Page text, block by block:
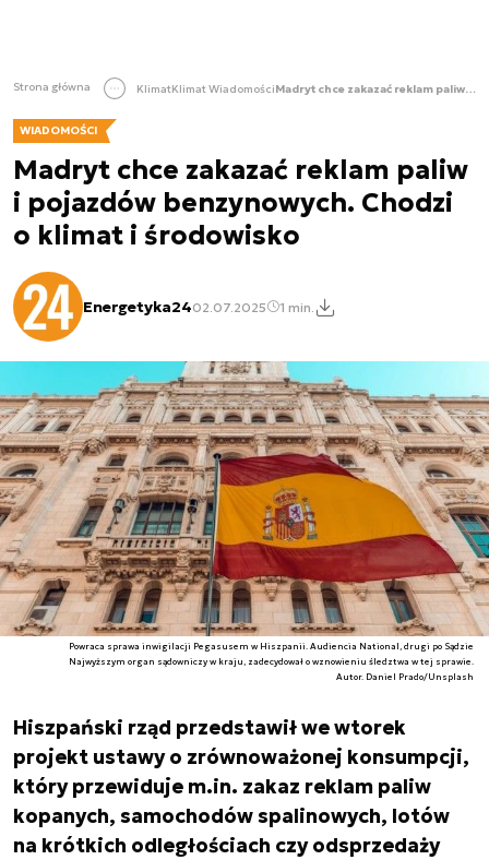
Strona główna KlimatKlimat Wiadomości Madryt chce zakazać reklam paliw i pojazdów benzynowych. Chodzi o klimat i środowisko
WIADOMOŚCI
Madryt chce zakazać reklam paliw
i pojazdów benzynowych. Chodzi
o klimat i środowisko
Energetyka2402.07.2025 1 min.
Powraca sprawa inwigilacji Pegasusem w Hiszpanii. Audiencia National, drugi po Sądzie
Najwyższym organ sądowniczy w kraju, zadecydował o wznowieniu śledztwa w tej sprawie.
Autor. Daniel Prado/Unsplash
Hiszpański rząd przedstawił we wtorek
projekt ustawy o zrównoważonej konsumpcji,
który przewiduje m.in. zakaz reklam paliw
kopanych, samochodów spalinowych, lotów
na krótkich odległościach czy odsprzedaży